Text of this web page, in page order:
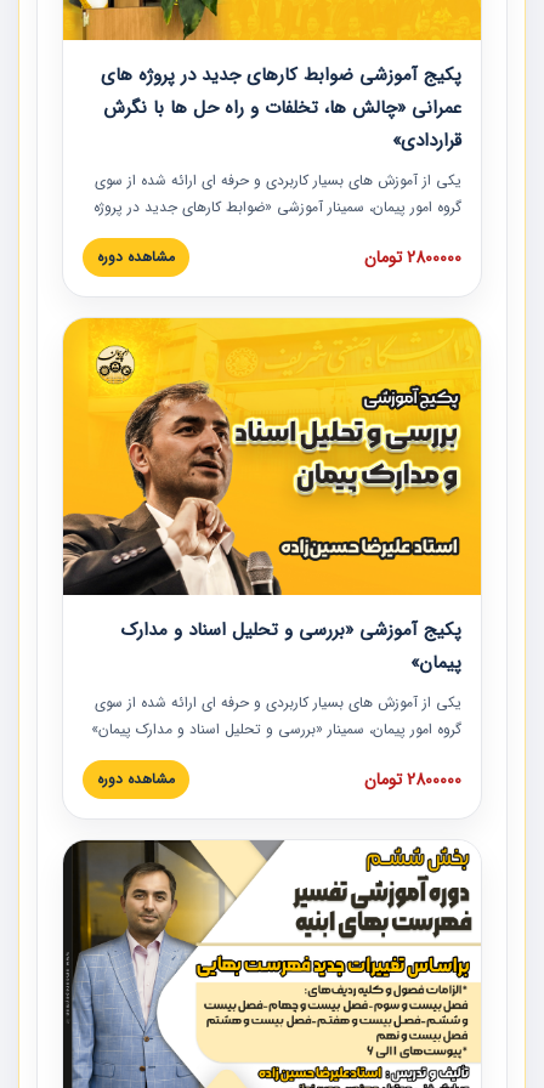
پکیج آموزشی ضوابط کارهای جدید در پروژه های
عمرانی «چالش ها، تخلفات و راه حل ها با نگرش
قراردادی»
یکی از آموزش‏‏‏‏‏‏ های بسیار کاربردی و حرفه‏ ای ارائه شده از سوی
گروه امور پیمان، سمینار آموزشی «ضوابط کارهای جدید در پروژه
های عمرانی» چالش ها، تخلفات و راه حل ها با نگرش قراردادی
است که در محل سندیکای شرکت های ساختمانی کشور ارائه شد.
مدارک پیمان به همراه تجربیات عملی ارائه شده است.
2800000 تومان مشاهده دوره
پکیج آموزشی «بررسی و تحلیل اسناد و مدارک
پیمان»
یکی از آموزش‏‏‏‏‏‏ های بسیار کاربردی و حرفه‏ ای ارائه شده از سوی
گروه امور پیمان، سمینار «بررسی و تحلیل اسناد و مدارک پیمان»
است که در دانشگاه صنعتی شریف ارائه شد. در این آموزش
نکات کلیدی مربوط به اسناد و مدارک پیمان، اولویت بندی اسناد
پیمان به همراه تجربیات عملی در این خصوص ارائه شده است.
2800000 تومان مشاهده دوره